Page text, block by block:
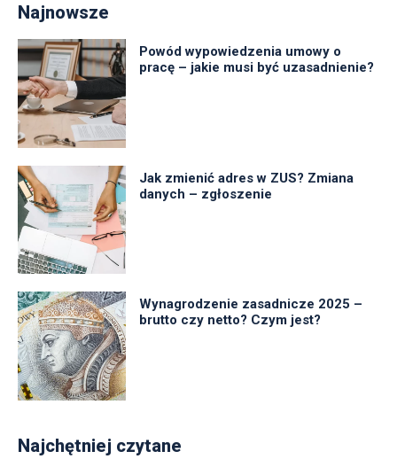
Najnowsze
Powód wypowiedzenia umowy o
pracę – jakie musi być uzasadnienie?
Jak zmienić adres w ZUS? Zmiana
danych – zgłoszenie
Wynagrodzenie zasadnicze 2025 –
brutto czy netto? Czym jest?
Najchętniej czytane